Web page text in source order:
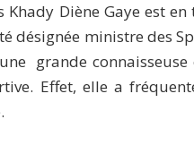
Diène Gaye est
désignée ministre des
grande
Effet, elle a